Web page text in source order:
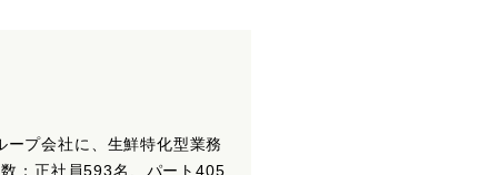
プ会社に、生鮮特化型業務
：正社員593名、パート405